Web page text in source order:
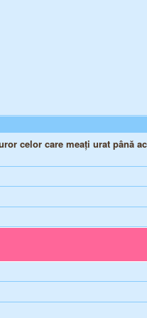
celor care meați urat până